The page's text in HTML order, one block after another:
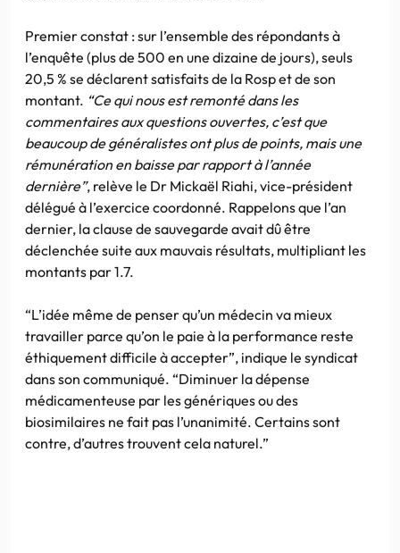
Premier constat : sur l’ensemble des répondants à
l’enquête (plus de 500 en une dizaine de jours), seuls
20,5 % se déclarent satisfaits de la Rosp et de son
montant. “Ce qui nous est remonté dans les
commentaires aux questions ouvertes, c’est que
beaucoup de généralistes ont plus de points, mais une
rémunération en baisse par rapport à l’année
dernière”, relève le Dr Mickaël Riahi, vice-président
délégué à l’exercice coordonné. Rappelons que l’an
dernier, la clause de sauvegarde avait dû être
déclenchée suite aux mauvais résultats, multipliant les
montants par 1.7.
“L’idée même de penser qu’un médecin va mieux
travailler parce qu’on le paie à la performance reste
éthiquement difficile à accepter”, indique le syndicat
dans son communiqué. “Diminuer la dépense
médicamenteuse par les génériques ou des
biosimilaires ne fait pas l’unanimité. Certains sont
contre, d’autres trouvent cela naturel.”